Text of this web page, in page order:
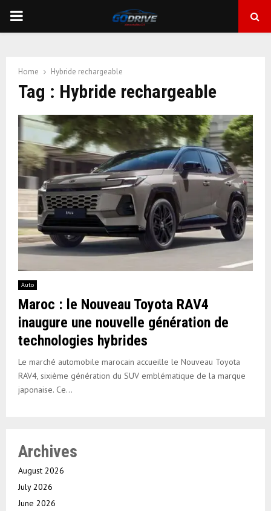
PRIMARY
Home Hybride rechargeable
Tag : Hybride rechargeable
Auto
Maroc : le Nouveau Toyota RAV4
inaugure une nouvelle génération de
technologies hybrides
Le marché automobile marocain accueille le Nouveau Toyota
RAV4, sixième génération du SUV emblématique de la marque
japonaise. Ce...
Archives
August 2026
July 2026
June 2026